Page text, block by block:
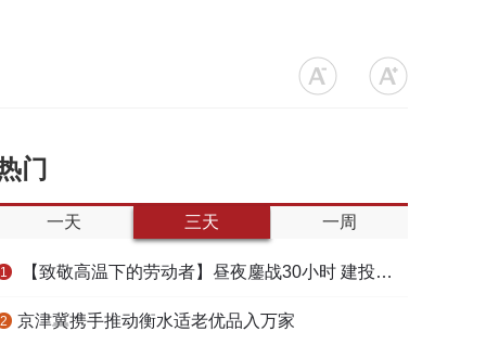
门
一天 三天 一周
1 【致敬高温下的劳动者】昼夜鏖战30小时 建投衡水水务紧急抢修保民生用水
2 ​京津冀携手推动衡水适老优品入万家